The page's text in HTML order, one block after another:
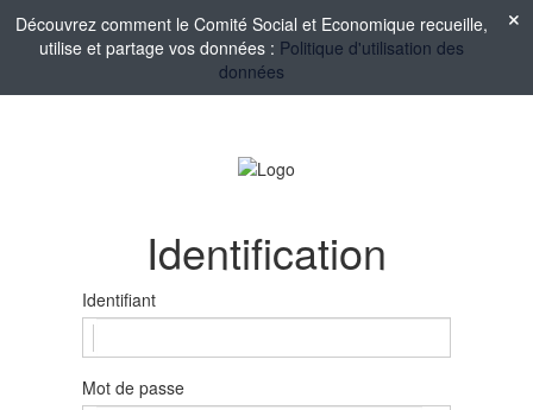
Découvrez comment le Comité Social et Economique recueille,
utilise et partage vos données : Politique d'utilisation des
données
Identification
Identifiant
Mot de passe